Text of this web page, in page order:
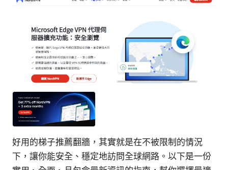
好用的梯子推薦翻牆，其實就是在不被限制的情況
下，讓你能安全、穩定地訪問全球網路。以下是一份